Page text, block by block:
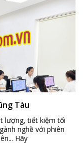
Tàu
lượng, tiết kiệm tối
nghề với phiên
Hãy